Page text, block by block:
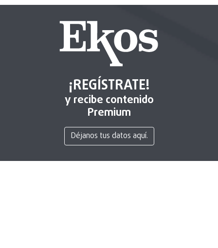
¡REGÍSTRATE!
y recibe contenido
Premium
Déjanos tus datos aquí.